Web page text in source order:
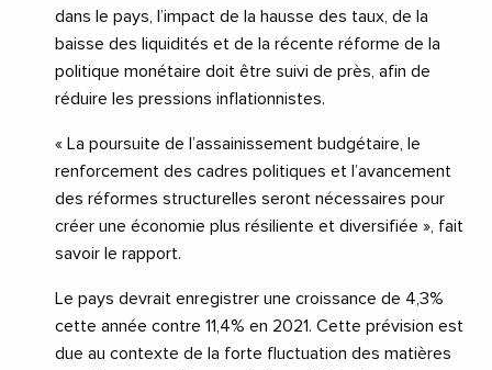
dans le pays, l’impact de la hausse des taux, de la
baisse des liquidités et de la récente réforme de la
politique monétaire doit être suivi de près, afin de
réduire les pressions inflationnistes.
« La poursuite de l’assainissement budgétaire, le
renforcement des cadres politiques et l’avancement
des réformes structurelles seront nécessaires pour
créer une économie plus résiliente et diversifiée », fait
savoir le rapport.
Le pays devrait enregistrer une croissance de 4,3%
cette année contre 11,4% en 2021. Cette prévision est
due au contexte de la forte fluctuation des matières